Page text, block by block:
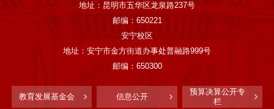
地址：昆明市五华区龙泉路237号
邮编：650221
安宁校区
地址：安宁市金方街道办事处普融路999号
邮编：650300
教育发展基金会 信息公开
预算决算公开专
栏